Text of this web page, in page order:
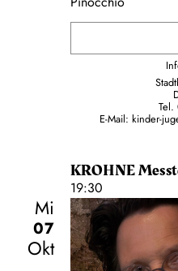
E-Mail: kinder-
KROHNE
19:30
Mi
07
Okt